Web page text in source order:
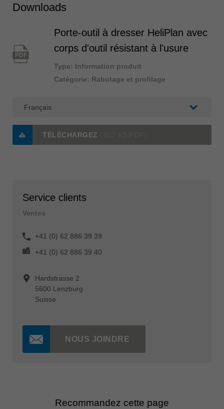
Downloads
PDF
Porte-outil à dresser HeliPlan avec
corps d'outil résistant à l'usure
Type: Information produit
Catégorie: Rabotage et profilage
TÉLÉCHARGEZ
Service clients
Ventes
+41 (0) 62 886 39 39
+41 (0) 62 886 39 40
Hardstrasse 2
5600 Lenzburg
Suisse
NOUS JOINDRE
Recommandez cette page